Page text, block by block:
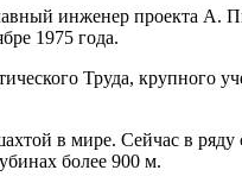
инженер проекта А.
1975 года.
Труда, крупного
в мире. Сейчас в
более 900 м.